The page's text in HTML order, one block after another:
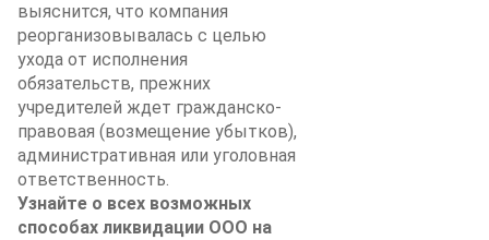
выяснится, что компания
реорганизовывалась с целью
ухода от исполнения
обязательств, прежних
учредителей ждет гражданско-
правовая (возмещение убытков),
административная или уголовная
ответственность.
Узнайте о всех возможных
способах ликвидации ООО на